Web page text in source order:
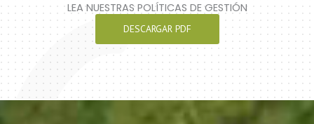
LEA NUESTRAS POLÍTICAS DE GESTIÓN
DESCARGAR PDF